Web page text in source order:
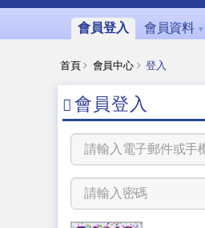
會員登入 會員資料 ▼
首頁 會員中心 登入
會員登入